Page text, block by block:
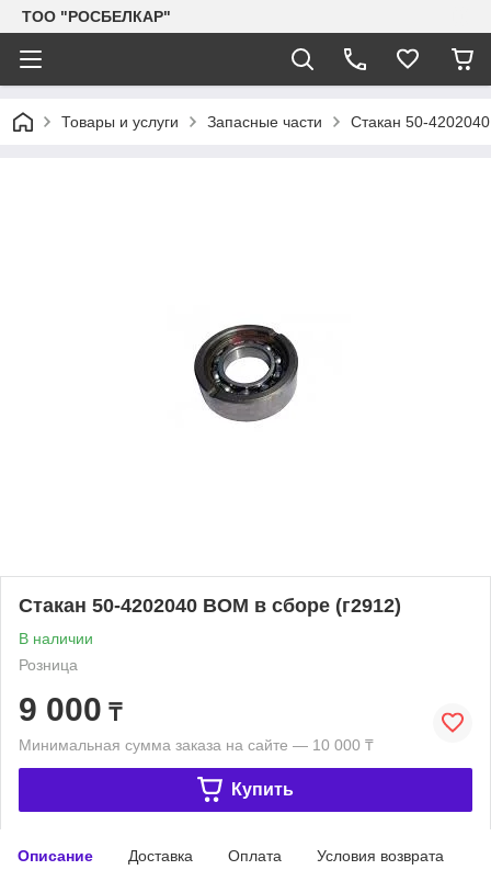
TOO "РОСБЕЛКАР"
Товары и услуги Запасные части Стакан 50-
Стакан 50-4202040 ВОМ в сборе (г2912)
В наличии
Розница
9 000 ₸
Минимальная сумма заказа на сайте — 10 000 ₸
Купить
Описание Доставка Оплата Условия возврата